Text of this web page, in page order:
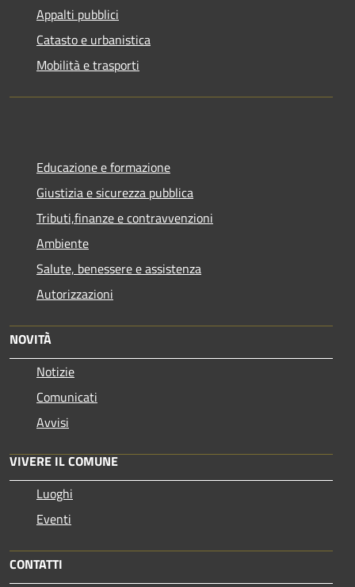
Appalti pubblici
Catasto e urbanistica
Mobilità e trasporti
Educazione e formazione
Giustizia e sicurezza pubblica
Tributi,finanze e contravvenzioni
Ambiente
Salute, benessere e assistenza
Autorizzazioni
NOVITÀ
Notizie
Comunicati
Avvisi
VIVERE IL COMUNE
Luoghi
Eventi
CONTATTI